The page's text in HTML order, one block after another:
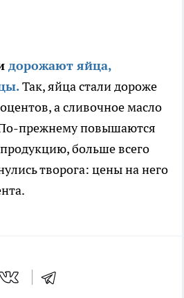
дорожают яйца,
Так, яйца стали дороже
а сливочное масло
прежнему повышаются
больше всего
творога: цены на него